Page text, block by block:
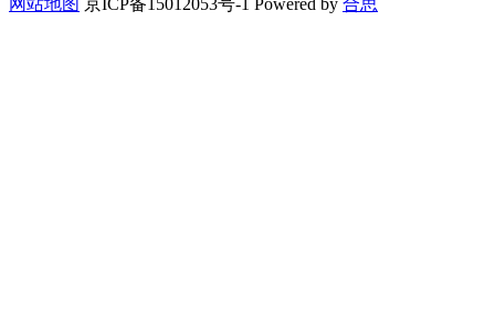
网站地图 京ICP备15012053号-1 Powered by 合思